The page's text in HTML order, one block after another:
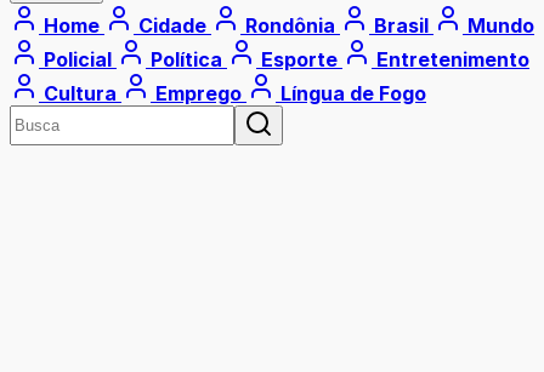
Home Cidade Rondônia Brasil
Mundo
Policial
Política Esporte
Entretenimento
Cultura
Emprego Língua de Fogo